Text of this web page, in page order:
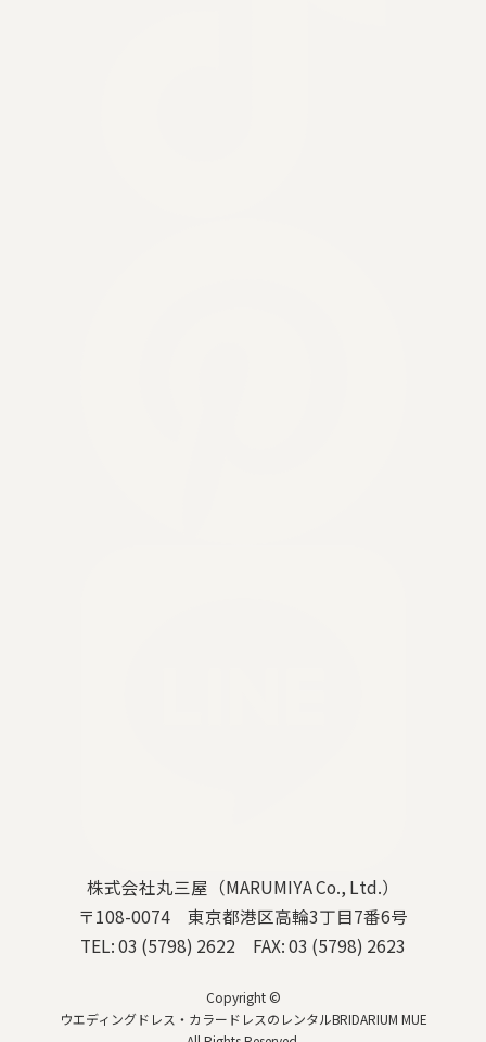
株式会社丸三屋（MARUMIYA Co., Ltd.）
〒108-0074 東京都港区高輪3丁目7番6号
TEL: 03 (5798) 2622 FAX: 03 (5798) 2623
Copyright ©
ウエディングドレス・カラードレスのレンタルBRIDARIUM MUE